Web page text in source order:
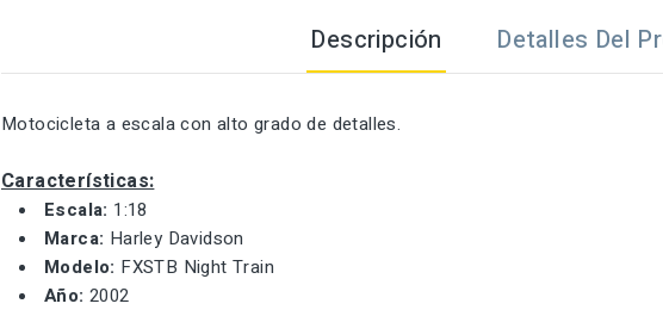
Descripción Detalles Del
Motocicleta a escala con alto grado de detalles.
Características:
Escala: 1:18
Marca: Harley Davidson
Modelo: FXSTB Night Train
Año: 2002